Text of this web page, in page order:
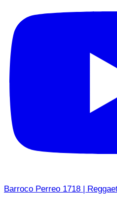
Barroco Perreo 1718 |